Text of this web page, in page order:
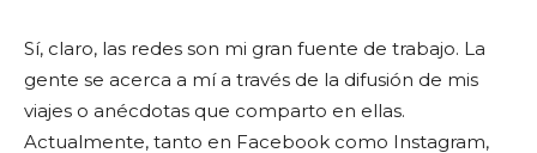
Sí, claro, las redes son mi gran fuente de trabajo. La
gente se acerca a mí a través de la difusión de mis
viajes o anécdotas que comparto en ellas.
Actualmente, tanto en Facebook como Instagram,